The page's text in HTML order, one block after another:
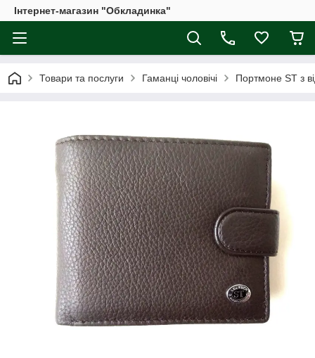
Інтернет-магазин "Обкладинка"
Товари та послуги Гаманці чоловічі Портмоне ST з